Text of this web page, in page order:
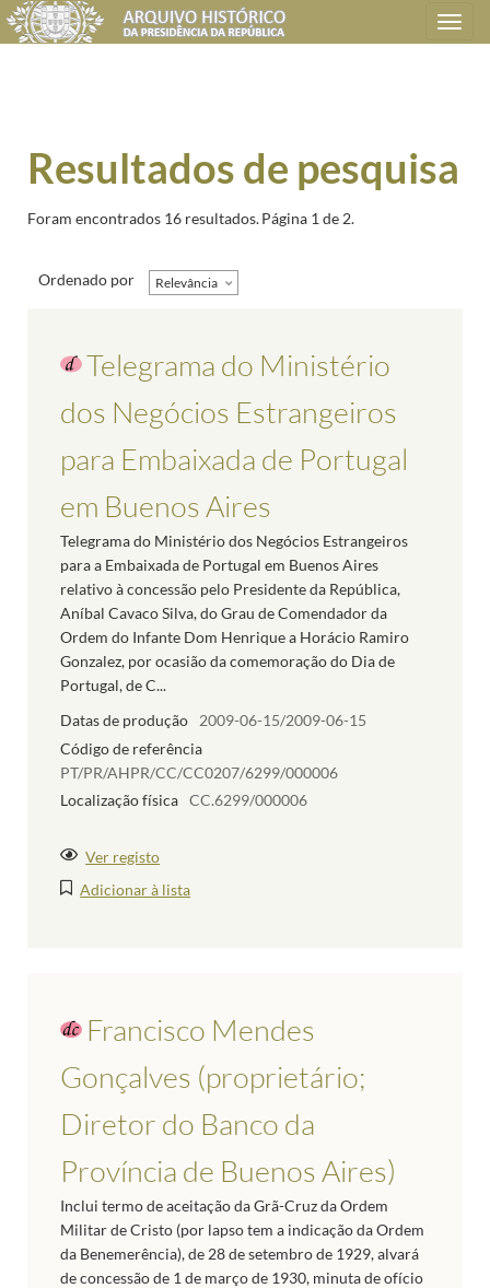
Toggle
navigation
Resultados de pesquisa
Foram encontrados 16 resultados.Página 1 de 2.
Ordenado por Relevância
Telegrama do Ministério
dos Negócios Estrangeiros
para Embaixada de Portugal
em Buenos Aires
Telegrama do Ministério dos Negócios Estrangeiros
para a Embaixada de Portugal em Buenos Aires
relativo à concessão pelo Presidente da República,
Aníbal Cavaco Silva, do Grau de Comendador da
Ordem do Infante Dom Henrique a Horácio Ramiro
Gonzalez, por ocasião da comemoração do Dia de
Portugal, de C...
Datas de produção
2009-06-15/2009-06-15
Código de referência
PT/PR/AHPR/CC/CC0207/6299/000006
Localização física CC.6299/000006
Ver registo
Adicionar à lista
Francisco Mendes
Gonçalves (proprietário;
Diretor do Banco da
Província de Buenos Aires)
Inclui termo de aceitação da Grã-Cruz da Ordem
Militar de Cristo (por lapso tem a indicação da Ordem
da Benemerência), de 28 de setembro de 1929, alvará
de concessão de 1 de março de 1930, minuta de ofício